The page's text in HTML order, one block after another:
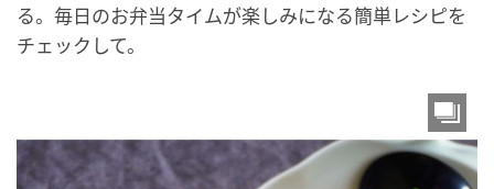
る。毎日のお弁当タイムが楽しみになる簡単レシピを
チェックして。